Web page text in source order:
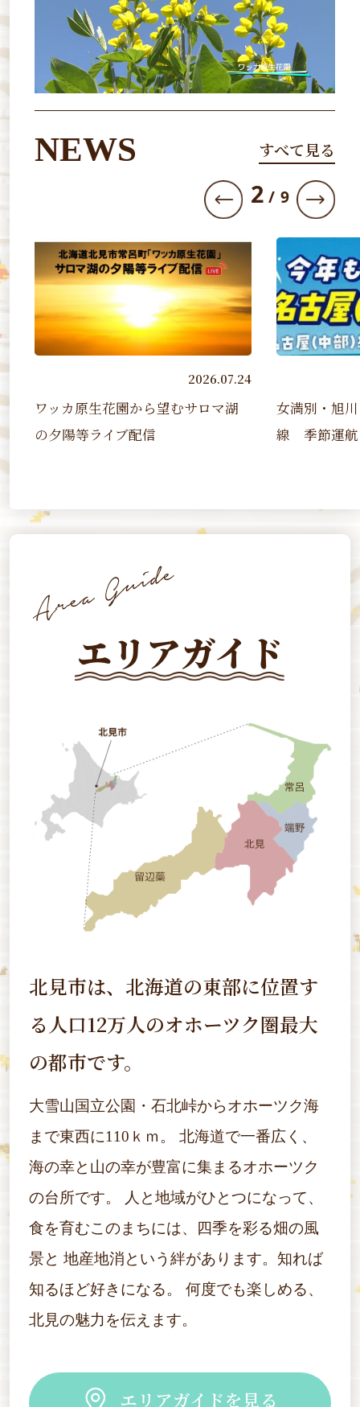
NEWS すべて見る
ロマ湖
2026.07.07
女満別・旭川－名古屋（中部）
線 季節運航（2026 7/17~2...
第
ソン
3 / 9
エリアガイド
北見市は、北海道の東部に位置す
る 人口12万人のオホーツク圏最大
の都市です。
大雪山国立公園・石北峠からオホーツク海
まで東西に110ｋｍ。 北海道で一番広く、
海の幸と山の幸が豊富に集まるオホーツク
の台所です。
人と地域がひとつになって、
食を育むこのまちには、四季を彩る畑の風
景と 地産地消という絆があります。知れば
知るほど好きになる。 何度でも楽しめる、
北見の魅力を伝えます。
エリアガイドを見る